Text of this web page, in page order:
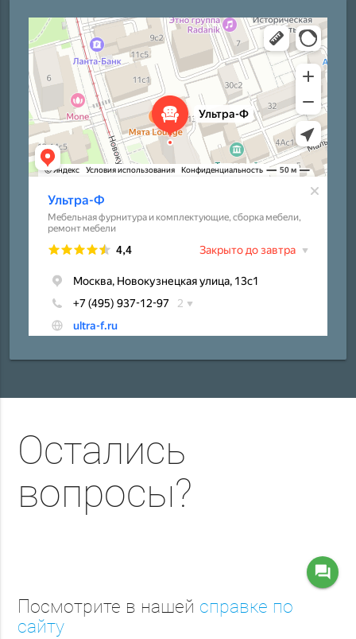
Остались
вопросы?
question_answer
Посмотрите в нашей справке по
сайту